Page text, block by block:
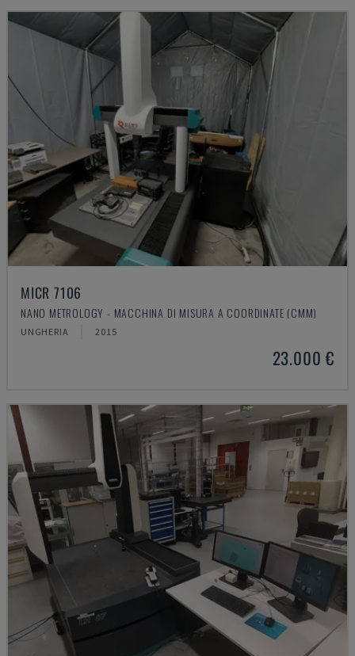
MICR 7106
NANO METROLOGY - MACCHINA DI MISURA A COORDINATE (CMM)
UNGHERIA 2015
23.000 €